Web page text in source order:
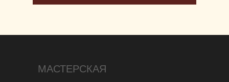
МАСТЕРСКАЯ